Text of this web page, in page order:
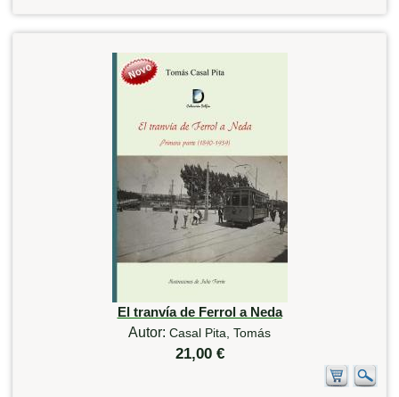
El tranvía de Ferrol a Neda
Autor: Casal Pita, Tomás
21,00 €